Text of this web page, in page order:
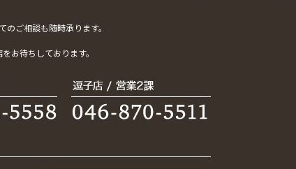
ご相談も随時承ります。
お待ちしております。